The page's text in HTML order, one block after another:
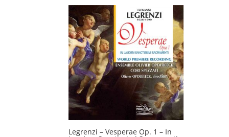
Legrenzi – Vesperae Op. 1 – In